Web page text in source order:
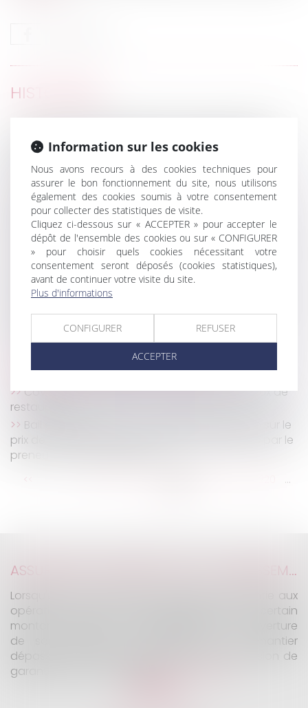
HISTORIQUE
manquement du bailleur à son obligation de
délivrance
Quand un échange de mails vaut contrat de
travail
Résolution judiciaire d’un contrat d’entreprise :
responsabilité du maître d'ouvrage
Succession : comment récupérer le capital d’une
assurance vie lorsqu’il est soumis à des droits ?
Les rappels de produits dangereux devront être
déclarés sur le site internet RappelConso
pas délivrer une contrainte
La contribution des époux au pas de charge
Quels sont les préjudices réparés par les
différentes indemnités de licenciement ?
Covid-19 : aménagement temporaire des lieux de
restauration
Bail emphytéotique : modalités d’imputation sur le
prix de vente du bien des paiements effectués par le
preneur devenu acquéreur
...
ASSURANCE CONSTRUCTION : LE DÉPASSEMENT DU MONTANT MAXIMAL GARANTI PEUT EXCLURE TOUTE COUVERTURE
Lorsqu'un contrat d'assurance limite sa garantie aux
opérations dont le coût n'excède pas un certain
montant, l'assuré ne peut prétendre à la couverture
de son assureur s'il intervient sur un chantier
dépassant ce seuil sans avoir obtenu l'extension de
garantie prévue au contrat...
Information sur les cookies
Nous avons recours à des cookies techniques pour
assurer le bon fonctionnement du site, nous utilisons
également des cookies soumis à votre consentement
pour collecter des statistiques de visite.
Cliquez ci-dessous sur « ACCEPTER » pour accepter le
dépôt de l'ensemble des cookies ou sur « CONFIGURER
» pour choisir quels cookies nécessitant votre
consentement seront déposés (cookies statistiques),
avant de continuer votre visite du site.
Plus d'informations
CONFIGURER REFUSER
ACCEPTER